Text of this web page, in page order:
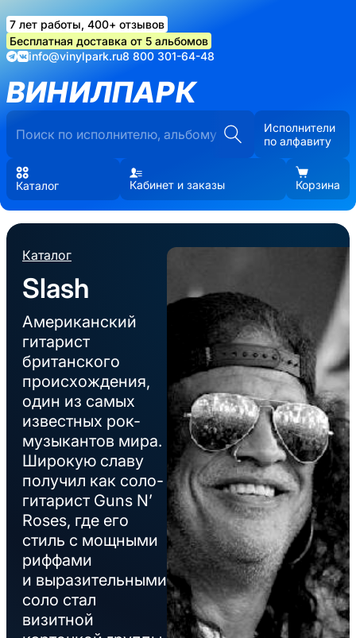
7 лет работы, 400+ отзывов
Бесплатная доставка от 5 альбомов
info@vinylpark.ru8 800 301-64-48
ВИНИЛПАРК
Исполнители
по алфавиту
Каталог Кабинет и заказы Корзина
Каталог
Slash
Американский
гитарист
британского
происхождения,
один из самых
известных рок-
музыкантов мира.
Широкую славу
получил как соло-
гитарист Guns N’
Roses, где его
стиль с мощными
риффами
и выразительными
соло стал
визитной